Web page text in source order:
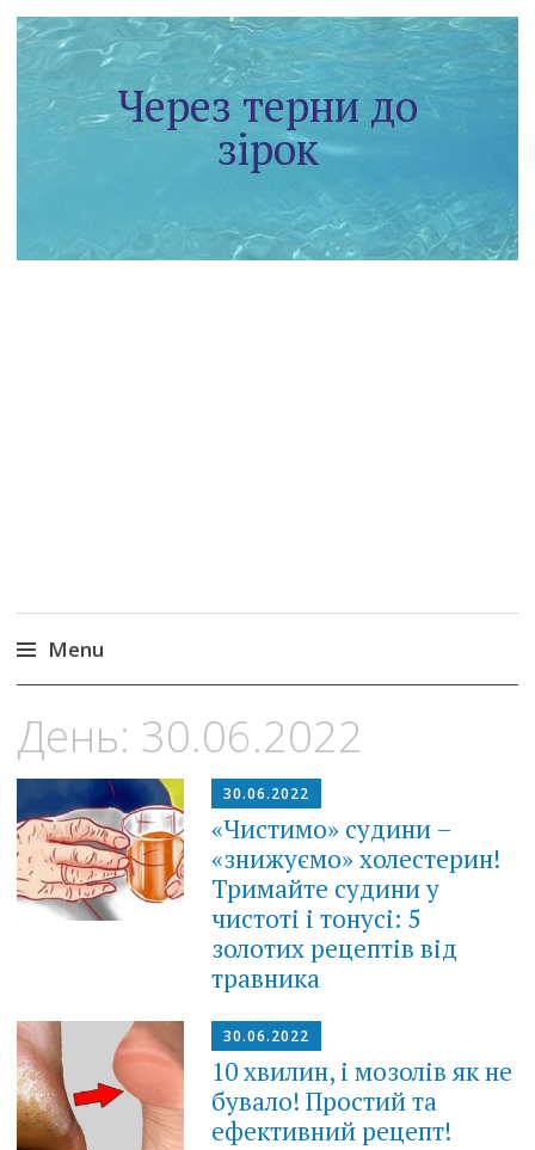
Через терни до
зірок
Menu
to
content
День: 30.06.2022
30.06.2022
«Чистимо» судини –
«знижуємо» холестерин!
Тримайте судини у
чистоті і тонусі: 5
золотих рецептів від
травника
30.06.2022
10 хвилин, і мозолів як не
бувало! Простий та
ефективний рецепт!